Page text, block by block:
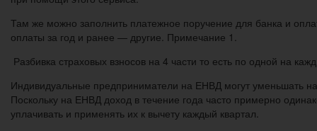
Там же можно заполнить платежное поручение для банка и
оплаты за год и ранее — другие. Примечание 1.
Разбивка страховых взносов на 4 части то есть по одной на
Индивидуальные предприниматели на ЕНВД могут уменьшать
Поскольку на ЕНВД доход в течение года часто примерно
уплачивать и применять их к вычету каждый квартал.